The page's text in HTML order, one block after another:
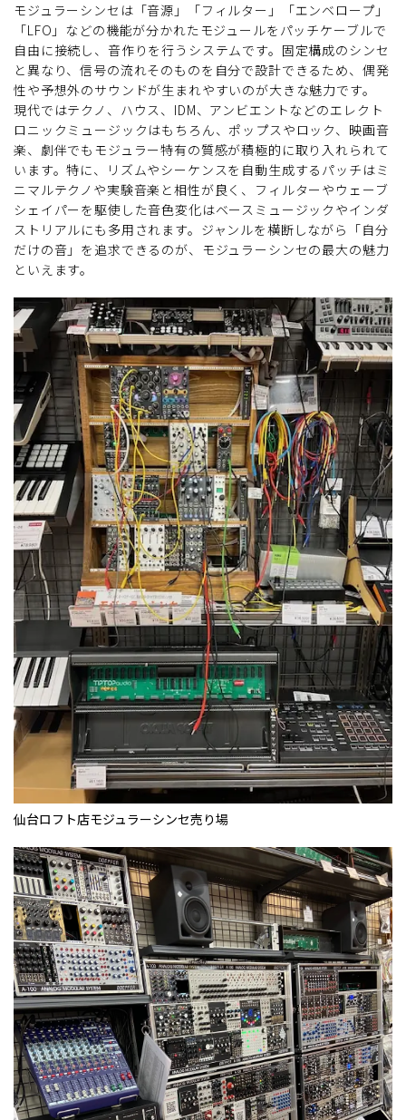
モジュラーシンセは「音源」「フィルター」「エンベロープ」
「LFO」などの機能が分かれたモジュールをパッチケーブルで
自由に接続し、音作りを行うシステムです。固定構成のシンセ
と異なり、信号の流れそのものを自分で設計できるため、偶発
性や予想外のサウンドが生まれやすいのが大きな魅力です。
現代ではテクノ、ハウス、IDM、アンビエントなどのエレクト
ロニックミュージックはもちろん、ポップスやロック、映画音
楽、劇伴でもモジュラー特有の質感が積極的に取り入れられて
います。特に、リズムやシーケンスを自動生成するパッチはミ
ニマルテクノや実験音楽と相性が良く、フィルターやウェーブ
シェイパーを駆使した音色変化はベースミュージックやインダ
ストリアルにも多用されます。ジャンルを横断しながら「自分
だけの音」を追求できるのが、モジュラーシンセの最大の魅力
といえます。
仙台ロフト店モジュラーシンセ売り場